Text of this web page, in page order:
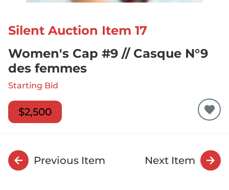
Silent Auction Item 17
Women's Cap #9 // Casque N°9
des femmes
Starting Bid
$2,500
Previous Item Next Item